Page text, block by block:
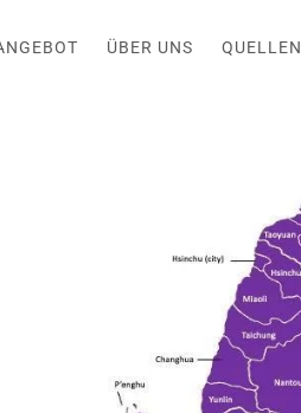
ÜBER UNS QUELLEN